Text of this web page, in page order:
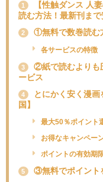
1
【性触ダンス 人
読む方法！最新刊ま
2 ①無料で数巻読む
各サービスの特徴
3
②紙で読むよりも
ービス
4
とにかく安く漫
国】
最大50％ポイント
お得なキャンペー
ポイントの有効期
5 ③無料でポイント